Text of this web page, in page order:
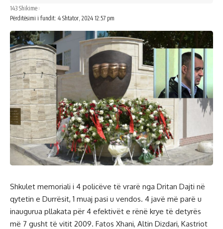
Përditësimi i fundit: 4 Shtator, 2024 12:57 pm
143 Shikime
Shkulet memoriali i 4 policëve të vrarë nga Dritan Dajti në
qytetin e Durrësit, 1 muaj pasi u vendos. 4 javë më parë u
inaugurua pllakata për 4 efektivët e rënë krye të detyrës
më 7 gusht të vitit 2009. Fatos Xhani, Altin Dizdari, Kastriot